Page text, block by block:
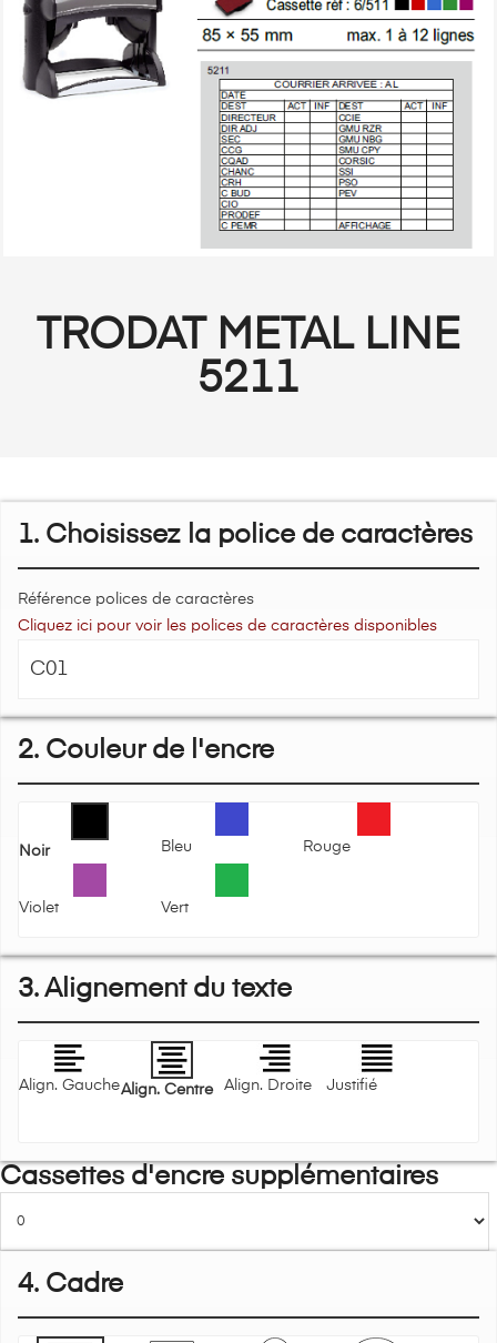
TRODAT METAL LINE
5211
1. Choisissez la police de caractères
Référence polices de caractères
Cliquez ici pour voir les polices de caractères disponibles
2. Couleur de l'encre
Noir Bleu Rouge
Violet Vert
3. Alignement du texte
Align. GaucheAlign. Centre Align. Droite Justifié
Cassettes d'encre supplémentaires
4. Cadre